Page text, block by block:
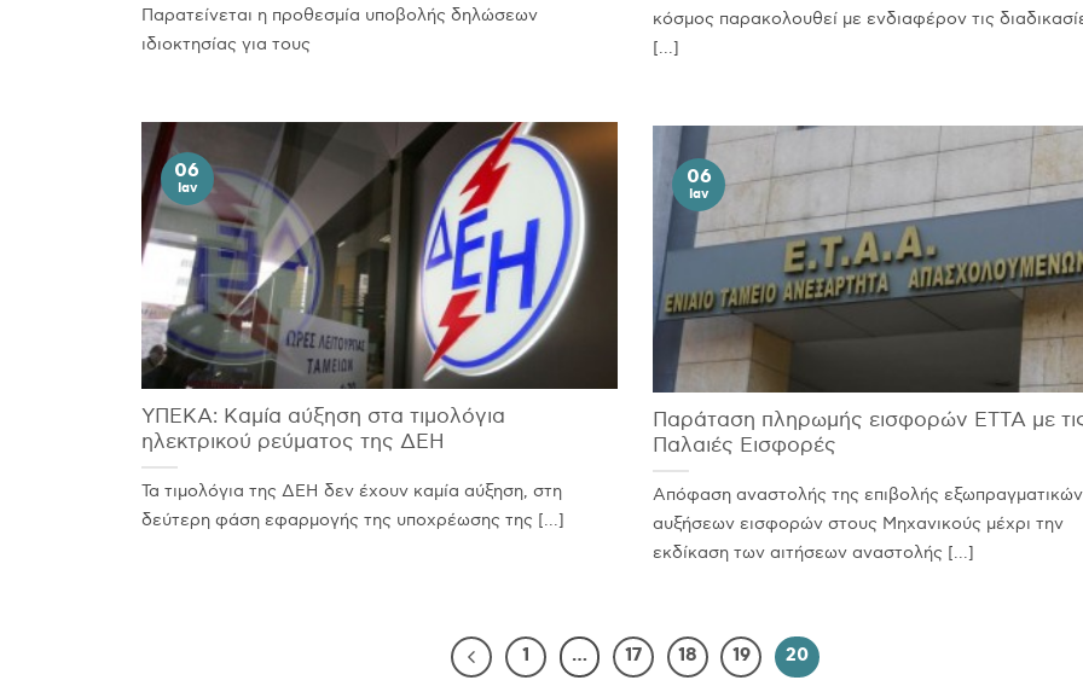
Παρατείνεται η προθεσμία υποβολής δηλώσεων
ιδιοκτησίας για τους
κόσμος παρακολουθεί με ενδιαφέρον τις
[...]
ΥΠΕΚΑ: Καμία αύξηση στα τιμολόγια
ηλεκτρικού ρεύματος της ΔΕΗ
Τα τιμολόγια της ΔΕΗ δεν έχουν καμία αύξηση, στη
δεύτερη φάση εφαρμογής της υποχρέωσης της [...]
06
Ιαν
Παράταση πληρωμής εισφορών ΕΤΤΑ με
Παλαιές Εισφορές
Απόφαση αναστολής της επιβολής εξωπραγματικών
αυξήσεων εισφορών στους Μηχανικούς μέχρι την
εκδίκαση των αιτήσεων αναστολής [...]
06
Ιαν
1 … 17 18 19 20